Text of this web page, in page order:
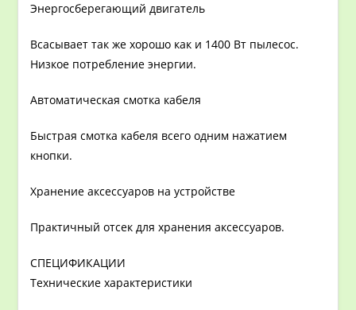
Энергосберегающий двигатель
Всасывает так же хорошо как и 1400 Вт пылесос.
Низкое потребление энергии.
Автоматическая смотка кабеля
Быстрая смотка кабеля всего одним нажатием
кнопки.
Хранение аксессуаров на устройстве
Практичный отсек для хранения аксессуаров.
СПЕЦИФИКАЦИИ
Технические характеристики